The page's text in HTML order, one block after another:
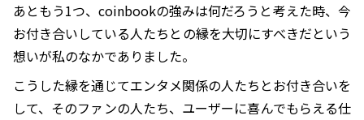
あともう1つ、coinbookの強みは何だろうと考えた時、今
お付き合いしている人たちとの縁を大切にすべきだという
想いが私のなかでありました。
こうした縁を通じてエンタメ関係の人たちとお付き合いを
して、そのファンの人たち、ユーザーに喜んでもらえる仕